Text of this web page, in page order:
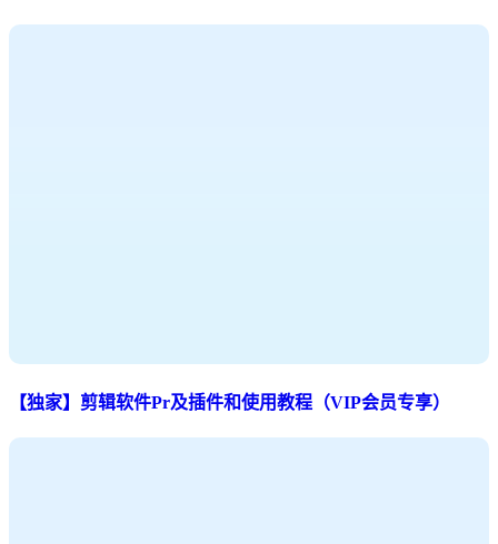
【独家】剪辑软件Pr及插件和使用教程（VIP会员专享）